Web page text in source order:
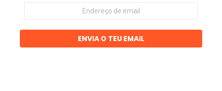
Endereço
email
ENVIA O TEU EMAIL